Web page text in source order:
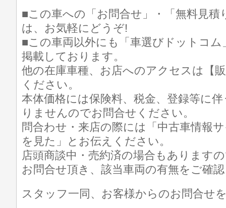
■この車への「お問合せ」・「無料見積
は、お気軽にどうぞ!
■この車両以外にも「車選びドットコ
掲載しております。
他の在庫車種、お店へのアクセスは【
ください。
本体価格には保険料、税金、登録等に
りませんのでお問合せください。
問合わせ・来店の際には「中古車情報
を見た」とお伝えください。
店頭商談中・売約済の場合もあります
お問合せ頂き、該当車両の有無をご確
スタッフ一同、お客様からのお問合せ